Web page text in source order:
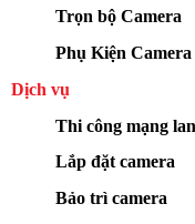
Trọn bộ Camera
Phụ Kiện Camera
Dịch vụ
Thi công mạng lan
Lắp đặt camera
Bảo trì camera